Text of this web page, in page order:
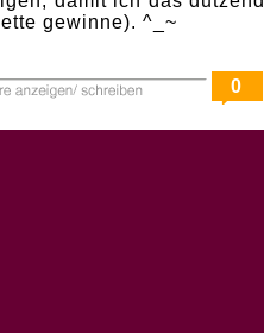
gewinne). ^_~
0